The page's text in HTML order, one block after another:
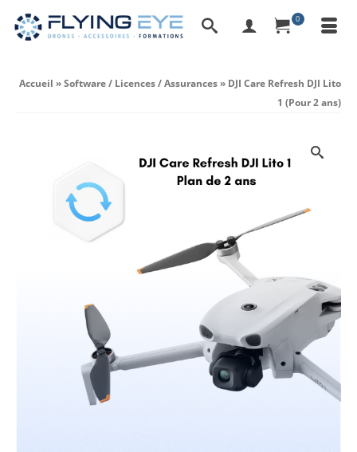
0
Accueil »Software / Licences / Assurances» DJI Care Refresh DJI Lito
1 (Pour 2 ans)